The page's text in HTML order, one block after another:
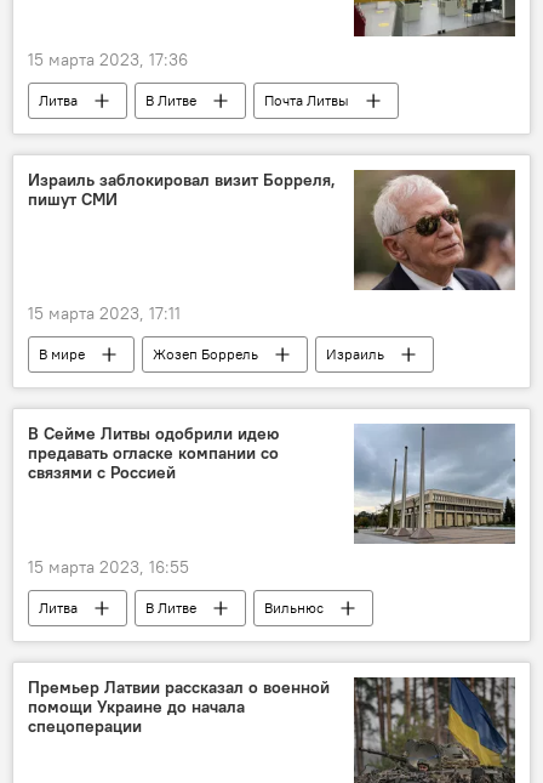
15 марта 2023, 17:36
Литва В Литве
Почта Литвы
санкции
Санкции против России на фоне ситуации на Украине
Латвия
Израиль заблокировал визит Борреля,
пишут СМИ
15 марта 2023, 17:11
В мире Жозеп Боррель Израиль
В Сейме Литвы одобрили идею
предавать огласке компании со
связями с Россией
15 марта 2023, 16:55
Литва В Литве
Вильнюс
Сейм
Премьер Латвии рассказал о военной
помощи Украине до начала
спецоперации